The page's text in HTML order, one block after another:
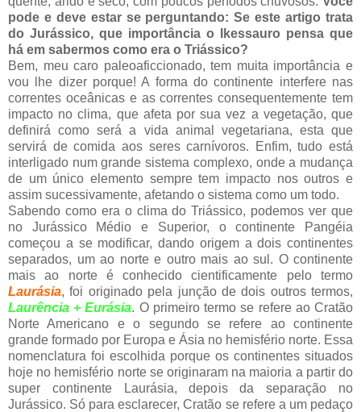
pode e deve estar se perguntando: Se este artigo trata
do Jurássico, que importância o Ikessauro pensa que
há em sabermos como era o Triássico?
Bem, meu caro paleoaficcionado, tem muita importância e
vou lhe dizer porque! A forma do continente interfere nas
correntes oceânicas e as correntes consequentemente tem
impacto no clima, que afeta por sua vez a vegetação, que
definirá como será a vida animal vegetariana, esta que
servirá de comida aos seres carnívoros. Enfim, tudo está
interligado num grande sistema complexo, onde a mudança
de um único elemento sempre tem impacto nos outros e
assim sucessivamente, afetando o sistema como um todo.
Sabendo como era o clima do Triássico, podemos ver que
no Jurássico Médio e Superior, o continente Pangéia
começou a se modificar, dando origem a dois continentes
separados, um ao norte e outro mais ao sul. O continente
mais ao norte é conhecido cientificamente pelo termo
Laurásia, foi originado pela junção de dois outros termos,
Laurência + Eurásia. O primeiro termo se refere ao Cratão
Norte Americano e o segundo se refere ao continente
grande formado por Europa e Ásia no hemisfério norte. Essa
nomenclatura foi escolhida porque os continentes situados
hoje no hemisfério norte se originaram na maioria a partir do
super continente Laurásia, depois da separação no
Jurássico. Só para esclarecer, Cratão se refere a um pedaço